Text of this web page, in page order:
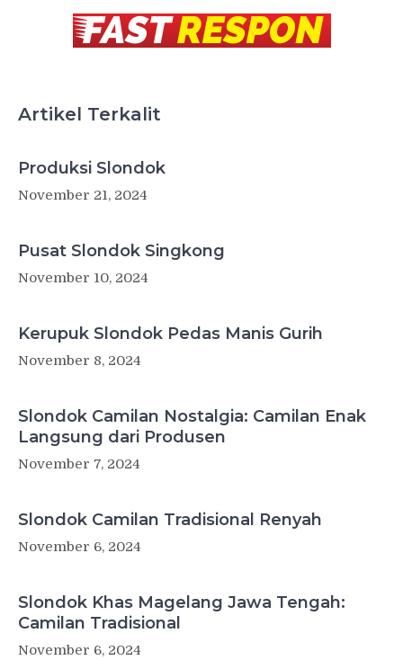
Artikel Terkalit
Produksi Slondok
November 21, 2024
Pusat Slondok Singkong
November 10, 2024
Kerupuk Slondok Pedas Manis Gurih
November 8, 2024
Slondok Camilan Nostalgia: Camilan Enak
Langsung dari Produsen
November 7, 2024
Slondok Camilan Tradisional Renyah
November 6, 2024
Slondok Khas Magelang Jawa Tengah:
Camilan Tradisional
November 6, 2024